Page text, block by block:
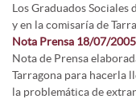
Los Graduados Sociales
y en la comisaría de
Nota Prensa 18/07/2005
Nota de Prensa
Tarragona para hacerla
la problemática de